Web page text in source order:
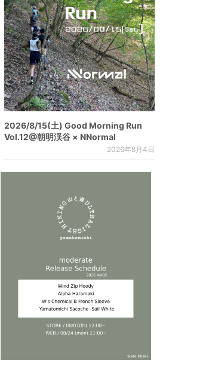
2026/8/15(土) Good Morning Run
Vol.12@朝明渓谷 × NNormal
2026年8月4日